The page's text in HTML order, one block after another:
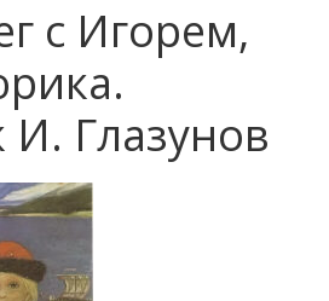
с Игорем,
Глазунов